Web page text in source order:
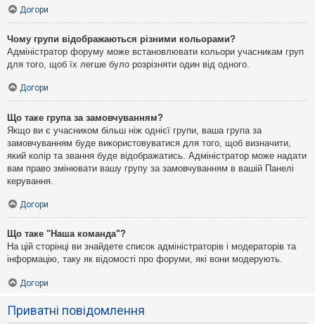
Догори
Чому групи відображаються різними кольорами?
Адміністратор форуму може встановлювати кольори учасникам груп
для того, щоб їх легше було розрізняти один від одного.
Догори
Що таке група за замовчуванням?
Якщо ви є учасником більш ніж однієї групи, ваша група за
замовчуванням буде використовуватися для того, щоб визначити,
який колір та звання буде відображатись. Адміністратор може надати
вам право змінювати вашу групу за замовчуванням в вашій Панелі
керування.
Догори
Що таке "Наша команда"?
На цій сторінці ви знайдете список адміністраторів і модераторів та
інформацію, таку як відомості про форуми, які вони модерують.
Догори
Приватні повідомлення